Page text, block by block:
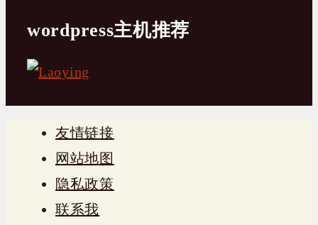
wordpress主机推荐
友情链接
网站地图
隐私政策
联系我